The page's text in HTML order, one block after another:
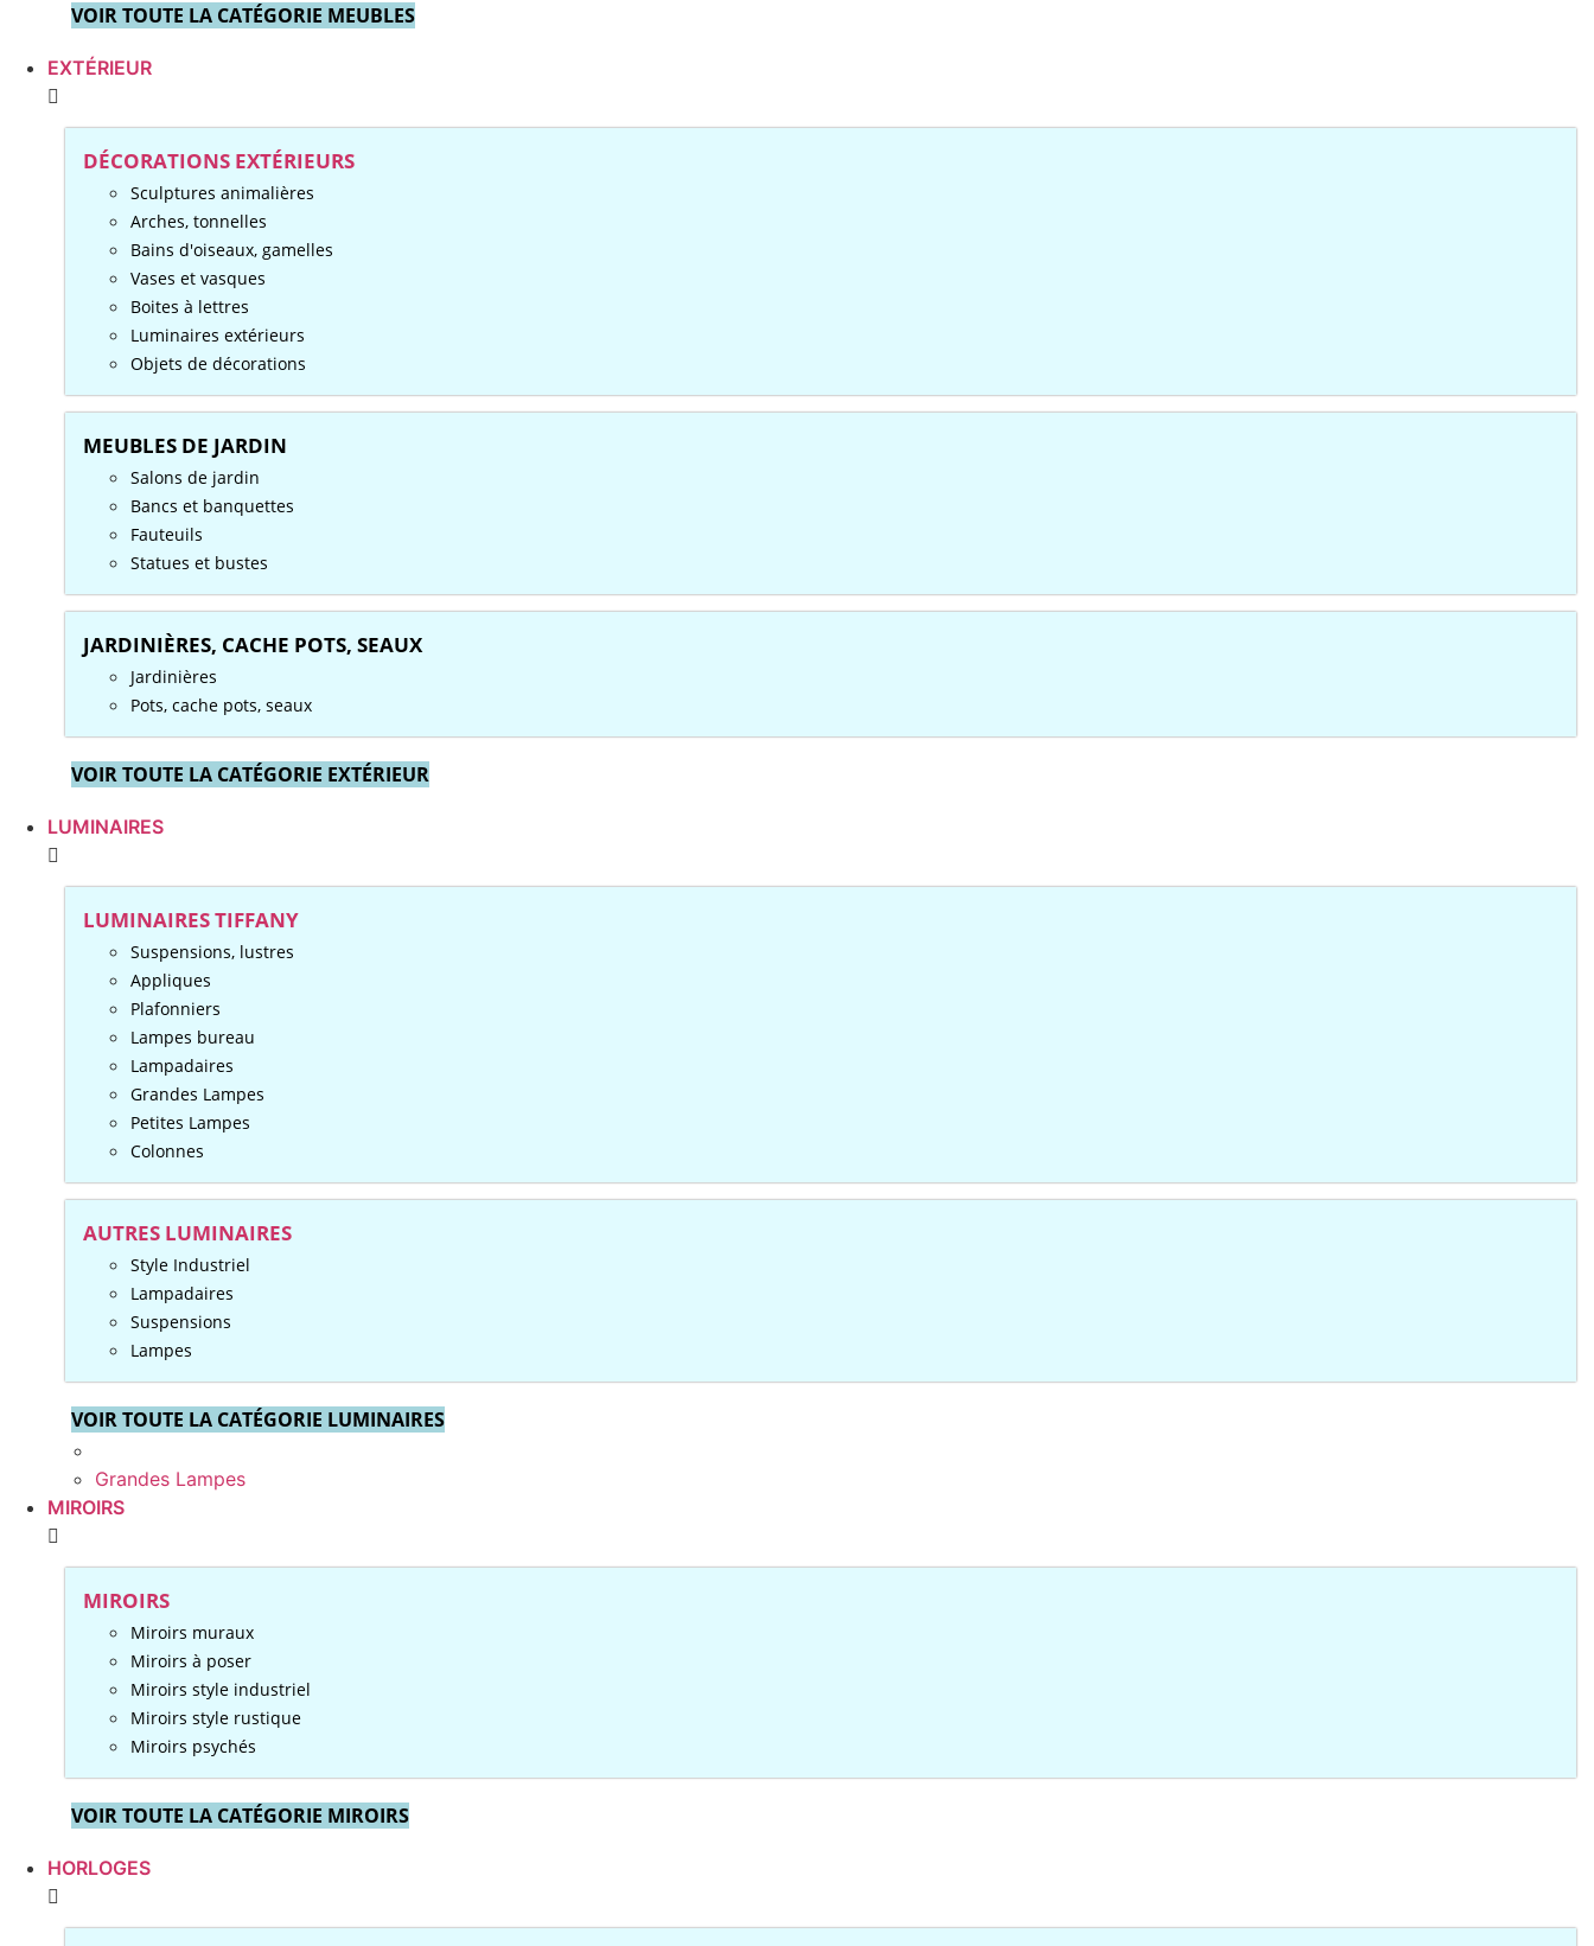
VOIR TOUTE LA CATÉGORIE MEUBLES
EXTÉRIEUR
DÉCORATIONS EXTÉRIEURS
Sculptures animalières
Arches, tonnelles
Bains d'oiseaux, gamelles
Vases et vasques
Boites à lettres
Luminaires extérieurs
Objets de décorations
MEUBLES DE JARDIN
Salons de jardin
Bancs et banquettes
Fauteuils
Statues et bustes
JARDINIÈRES, CACHE POTS, SEAUX
Jardinières
Pots, cache pots, seaux
VOIR TOUTE LA CATÉGORIE EXTÉRIEUR
LUMINAIRES
LUMINAIRES TIFFANY
Suspensions, lustres
Appliques
Plafonniers
Lampes bureau
Lampadaires
Grandes Lampes
Petites Lampes
Colonnes
AUTRES LUMINAIRES
Style Industriel
Lampadaires
Suspensions
Lampes
VOIR TOUTE LA CATÉGORIE LUMINAIRES
Grandes Lampes
MIROIRS
MIROIRS
Miroirs muraux
Miroirs à poser
Miroirs style industriel
Miroirs style rustique
Miroirs psychés
VOIR TOUTE LA CATÉGORIE MIROIRS
HORLOGES